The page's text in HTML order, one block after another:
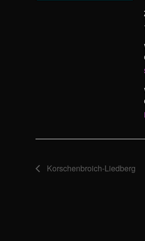
Korschenbroich-Liedberg